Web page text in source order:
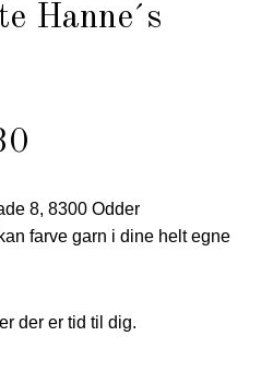
Hanne´s
8, 8300 Odder
farve garn i dine helt egne
der er tid til dig.